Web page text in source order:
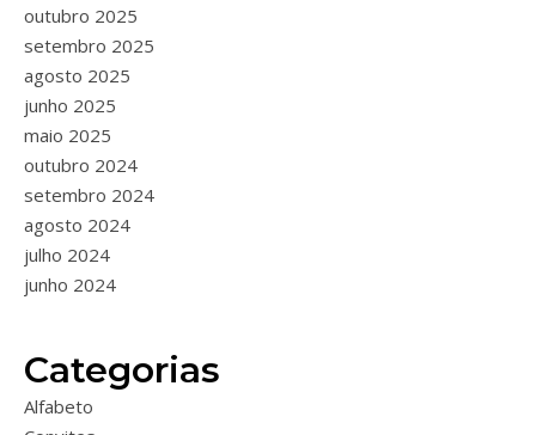
outubro 2025
setembro 2025
agosto 2025
junho 2025
maio 2025
outubro 2024
setembro 2024
agosto 2024
julho 2024
junho 2024
Categorias
Alfabeto